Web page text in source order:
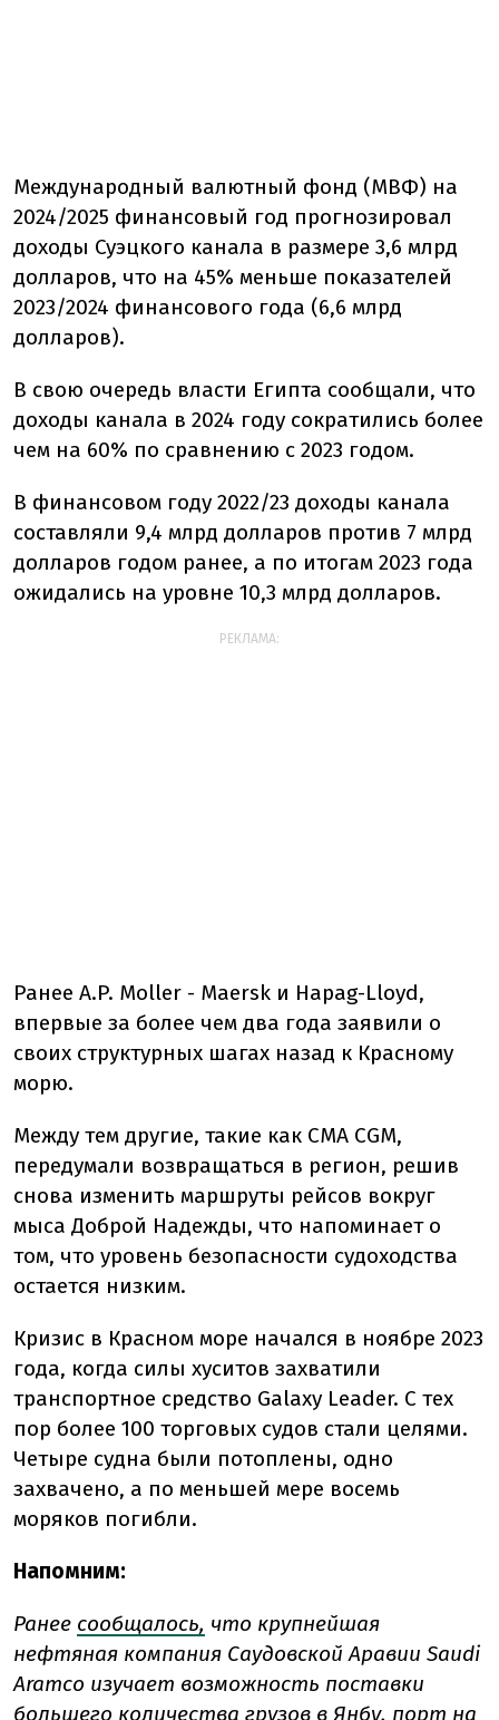
Международный валютный фонд (МВФ) на
2024/2025 финансовый год прогнозировал
доходы Суэцкого канала в размере 3,6 млрд
долларов, что на 45% меньше показателей
2023/2024 финансового года (6,6 млрд
долларов).
В свою очередь власти Египта сообщали, что
доходы канала в 2024 году сократились более
чем на 60% по сравнению с 2023 годом.
В финансовом году 2022/23 доходы канала
составляли 9,4 млрд долларов против 7 млрд
долларов годом ранее, а по итогам 2023 года
ожидались на уровне 10,3 млрд долларов.
РЕКЛАМА:
Ранее A.P. Moller - Maersk и Hapag-Lloyd,
впервые за более чем два года заявили о
своих структурных шагах назад к Красному
морю.
Между тем другие, такие как CMA CGM,
передумали возвращаться в регион, решив
снова изменить маршруты рейсов вокруг
мыса Доброй Надежды, что напоминает о
том, что уровень безопасности судоходства
остается низким.
Кризис в Красном море начался в ноябре 2023
года, когда силы хуситов захватили
транспортное средство Galaxy Leader. С тех
пор более 100 торговых судов стали целями.
Четыре судна были потоплены, одно
захвачено, а по меньшей мере восемь
моряков погибли.
Напомним:
Ранее сообщалось, что крупнейшая
нефтяная компания Саудовской Аравии Saudi
Aramco изучает возможность поставки
большего количества грузов в Янбу, порт на